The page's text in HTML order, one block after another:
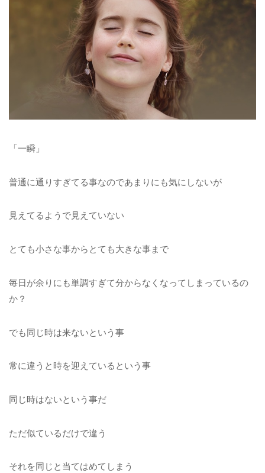
「一瞬」
普通に通りすぎてる事なのであまりにも気にしないが
見えてるようで見えていない
とても小さな事からとても大きな事まで
毎日が余りにも単調すぎて分からなくなってしまっているの
か？
でも同じ時は来ないという事
常に違うと時を迎えているという事
同じ時はないという事だ
ただ似ているだけで違う
それを同じと当てはめてしまう